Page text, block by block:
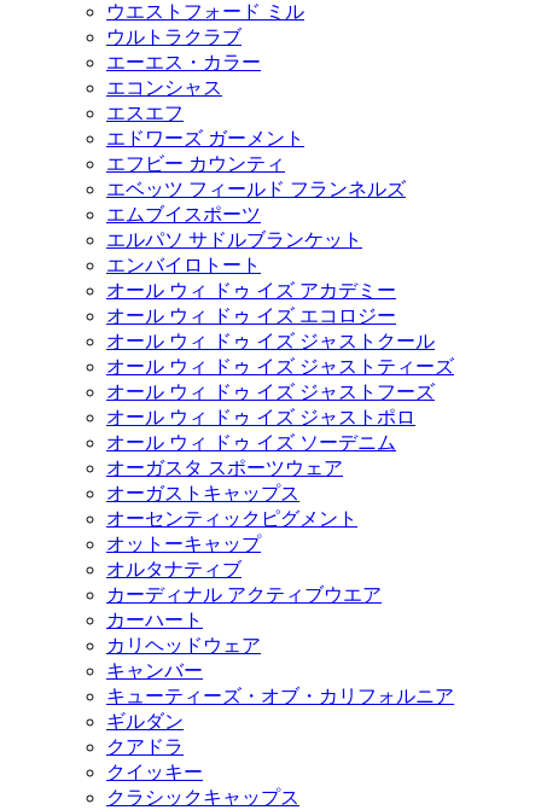
ウエストフォード ミル
ウルトラクラブ
エーエス・カラー
エコンシャス
エスエフ
エドワーズ ガーメント
エフビー カウンティ
エベッツ フィールド フランネルズ
エムブイスポーツ
エルパソ サドルブランケット
エンバイロトート
オール ウィ ドゥ イズ アカデミー
オール ウィ ドゥ イズ エコロジー
オール ウィ ドゥ イズ ジャストクール
オール ウィ ドゥ イズ ジャストティーズ
オール ウィ ドゥ イズ ジャストフーズ
オール ウィ ドゥ イズ ジャストポロ
オール ウィ ドゥ イズ ソーデニム
オーガスタ スポーツウェア
オーガストキャップス
オーセンティックピグメント
オットーキャップ
オルタナティブ
カーディナル アクティブウエア
カーハート
カリヘッドウェア
キャンバー
キューティーズ・オブ・カリフォルニア
ギルダン
クアドラ
クイッキー
クラシックキャップス